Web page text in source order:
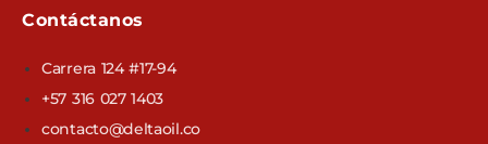
Contáctanos
Carrera 124 #17-94
+57 316 027 1403
contacto@deltaoil.co